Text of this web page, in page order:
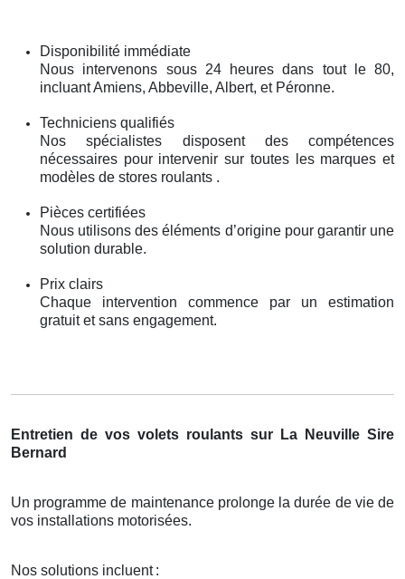
Disponibilité immédiate
Nous intervenons sous 24 heures dans tout le 80,
incluant Amiens, Abbeville, Albert, et Péronne.
Techniciens qualifiés
Nos spécialistes disposent des compétences
nécessaires pour intervenir sur toutes les marques et
modèles de stores roulants .
Pièces certifiées
Nous utilisons des éléments d’origine pour garantir une
solution durable.
Prix clairs
Chaque intervention commence par un estimation
gratuit et sans engagement.
Entretien de vos volets roulants sur La Neuville Sire
Bernard
Un programme de maintenance prolonge la durée de vie de
vos installations motorisées.
Nos solutions incluent :